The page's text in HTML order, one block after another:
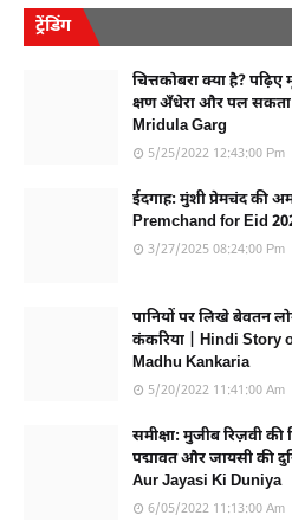
ट्रेंडिंग
चित्तकोबरा क्या है?
क्षण अँधेरा और पल
Mridula Garg
5/25/2022 12:43:00 Pm
ईदगाह: मुंशी प्रेमचंद की
Premchand for Eid
3/27/2025 08:24:00 Pm
पानियों पर लिखे बेवतन
कंकरिया | Hindi Story
Madhu Kankaria
5/20/2022 11:41:00 Am
समीक्षा: मुजीब रिज़वी
पद्मावत और जायसी की
Aur Jayasi Ki Duniya
6/05/2022 11:13:00 Am